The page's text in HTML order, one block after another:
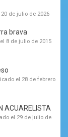
de julio de 2026
brava
8 de julio de 2015
el 28 de febrero
ACUARELISTA
el 29 de julio de